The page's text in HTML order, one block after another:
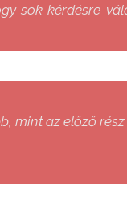
sok kérdésre
mint az előző